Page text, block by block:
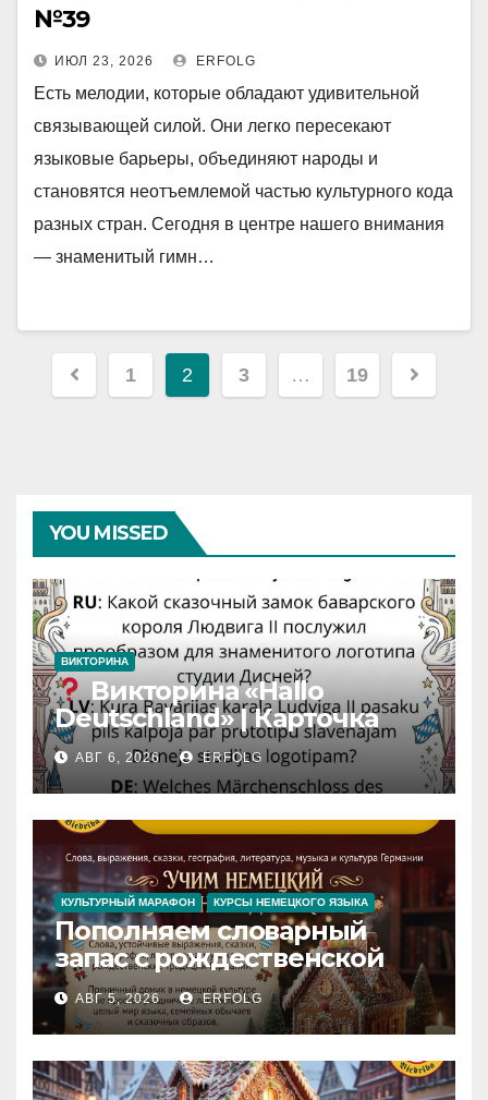
№39
ИЮЛ 23, 2026 ERFOLG
Есть мелодии, которые обладают удивительной
связывающей силой. Они легко пересекают
языковые барьеры, объединяют народы и
становятся неотъемлемой частью культурного кода
разных стран. Сегодня в центре нашего внимания
— знаменитый гимн…
Навигация
1 2 3 … 19
YOU MISSED
ВИКТОРИНА
Викторина «Hallo
Deutschland» | Карточка
№46
Замок вдохновения
Iedvesmas pils / Schloss der
Inspiration
АВГ 6, 2026 ERFOLG
КУЛЬТУРНЫЙ МАРАФОН КУРСЫ НЕМЕЦКОГО ЯЗЫКА
Пополняем словарный
запас с рождественской
сказкой! Учим немецкий
вместе с Lebkuchenhaus
АВГ 5, 2026 ERFOLG